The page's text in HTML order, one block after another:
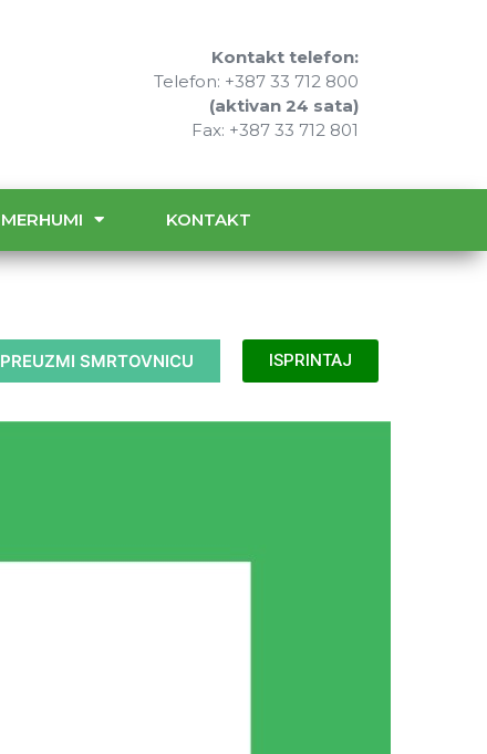
Kontakt telefon:
Telefon: +387 33 712 800
(aktivan 24 sata)
Fax: +387 33 712 801
MERHUMI KONTAKT
PREUZMI SMRTOVNICU ISPRINTAJ